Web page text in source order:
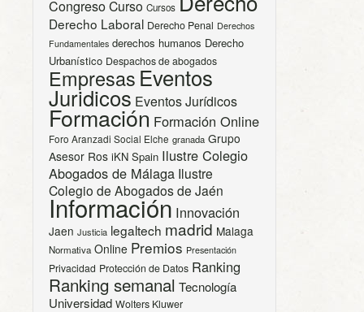
CongresoCurso Cursos
Derecho Laboral Derecho Penal Derechos
Fundamentales derechos humanos Derecho
Urbanístico Despachos de abogados
Empresas Eventos
Juridicos Eventos Jurídicos
Formación Formación Online
Foro Aranzadi Social Elche granada Grupo
Asesor Ros iKN Spain Ilustre Colegio
Abogados de Málaga Ilustre
Colegio de Abogados de Jaén
Información Innovación
Jaen Justicia legaltech madrid Malaga
Normativa Online Premios Presentación
Privacidad Protección de Datos Ranking
Ranking semanal Tecnología
Universidad Wolters Kluwer